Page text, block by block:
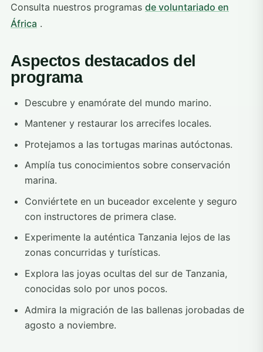
Consulta nuestros programas de voluntariado en
África .
Aspectos destacados del
programa
Descubre y enamórate del mundo marino.
Mantener y restaurar los arrecifes locales.
Protejamos a las tortugas marinas autóctonas.
Amplía tus conocimientos sobre conservación
marina.
Conviértete en un buceador excelente y seguro
con instructores de primera clase.
Experimente la auténtica Tanzania lejos de las
zonas concurridas y turísticas.
Explora las joyas ocultas del sur de Tanzania,
conocidas solo por unos pocos.
Admira la migración de las ballenas jorobadas de
agosto a noviembre.